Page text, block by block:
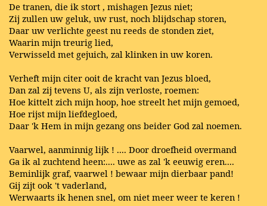
De tranen, die ik stort , mishagen Jezus niet;
Zij zullen uw geluk, uw rust, noch blijdschap storen,
Daar uw verlichte geest nu reeds de stonden ziet,
Waarin mijn treurig lied,
Verwisseld met gejuich, zal klinken in uw koren.
Verheft mijn citer ooit de kracht van Jezus bloed,
Dan zal zij tevens U, als zijn verloste, roemen:
Hoe kittelt zich mijn hoop, hoe streelt het mijn gemoed,
Hoe rijst mijn liefdegloed,
Daar 'k Hem in mijn gezang ons beider God zal noemen.
Vaarwel, aanminnig lijk ! .... Door droefheid overmand
Ga ik al zuchtend heen:.... uwe as zal 'k eeuwig eren....
Beminlijk graf, vaarwel ! bewaar mijn dierbaar pand!
Gij zijt ook 't vaderland,
Werwaarts ik henen snel, om niet meer weer te keren !